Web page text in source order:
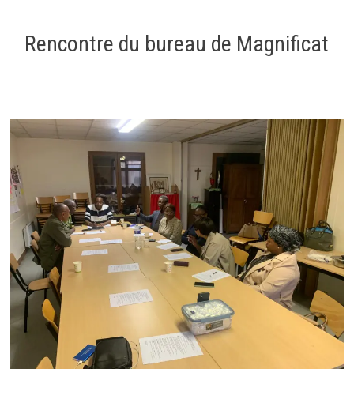
Rencontre du bureau de Magnificat